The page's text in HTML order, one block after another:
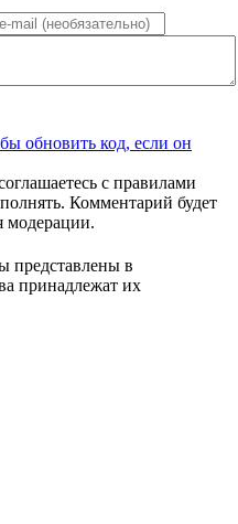
с правилами
Комментарий будет
модерации.
представлены в
принадлежат их